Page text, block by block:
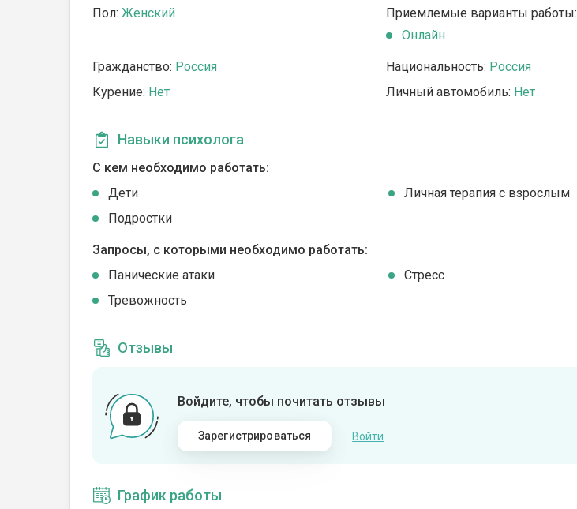
Пол: Женский
Приемлемые варианты работы:
Онлайн
Гражданство: Россия Национальность: Россия
Курение: Нет Личный автомобиль: Нет
Навыки психолога
С кем необходимо работать:
Дети
Личная терапия с взрослым
Подростки
Запросы, с которыми необходимо работать:
Панические атаки
Стресс
Тревожность
Отзывы
Войдите, чтобы почитать отзывы
Зарегистрироваться Войти
График работы